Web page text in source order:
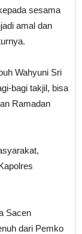
sesama
amal dan
Wahyuni Sri
bagi takjil, bisa
Ramadan
Sacen
dari Pemko